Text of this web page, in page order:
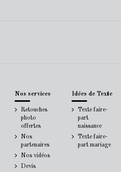
Nos services
Retouches
photo
offertes
Nos
partenaires
Nos vidéos
Devis
Idées de Texte
Texte faire-
part
naissance
Texte faire-
part mariage